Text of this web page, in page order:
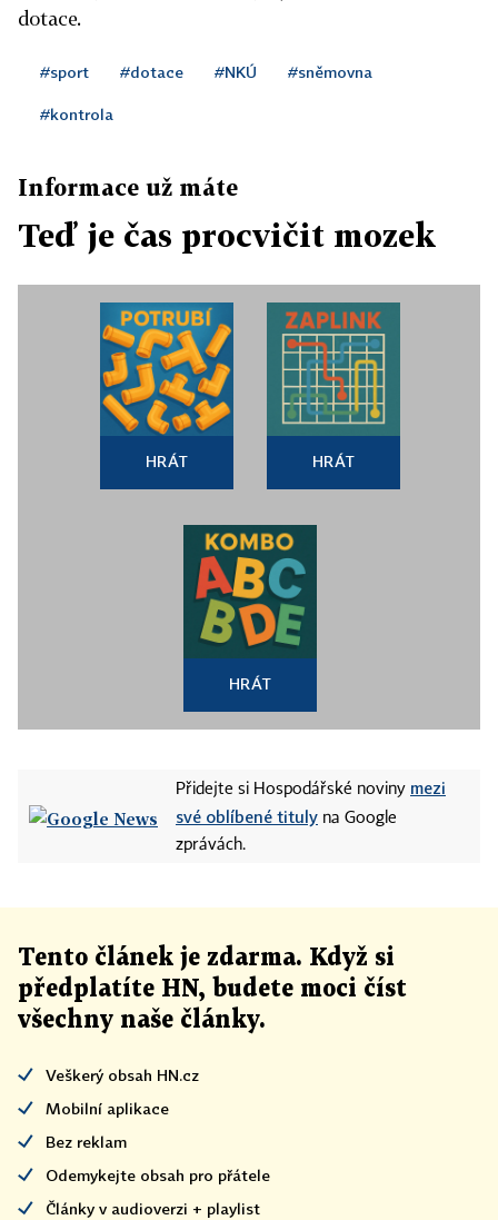
dotace.
#sport #dotace #NKÚ #sněmovna
#kontrola
Informace už máte
Teď je čas procvičit mozek
HRÁT HRÁT
HRÁT
Přidejte si Hospodářské noviny mezi
své oblíbené tituly na Google
zprávách.
Tento článek je zdarma. Když si
předplatíte HN, budete moci číst
všechny naše články.
Veškerý obsah HN.cz
Mobilní aplikace
Bez reklam
Odemykejte obsah pro přátele
Články v audioverzi + playlist